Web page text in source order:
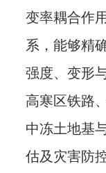
变率耦合作
系，能够精
强度、变形
高寒区铁路
中冻土地基
估及灾害防